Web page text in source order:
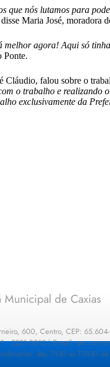
que nós lutamos para
disse Maria José, moradora
melhor agora! Aqui só
Ponte.
falou sobre o
o trabalho e realizando
exclusivamente da
Municipal de Caxias
600, Centro, CEP:
· 2221-0012 | E-mail:
das 7h30 as 13h30 de